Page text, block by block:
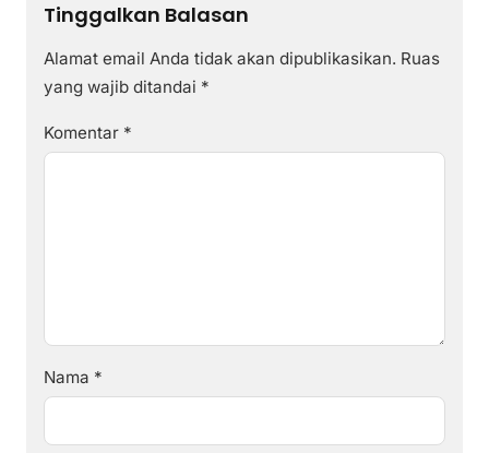
Tinggalkan Balasan
Alamat email Anda tidak akan dipublikasikan. Ruas
yang wajib ditandai *
Komentar *
Nama *